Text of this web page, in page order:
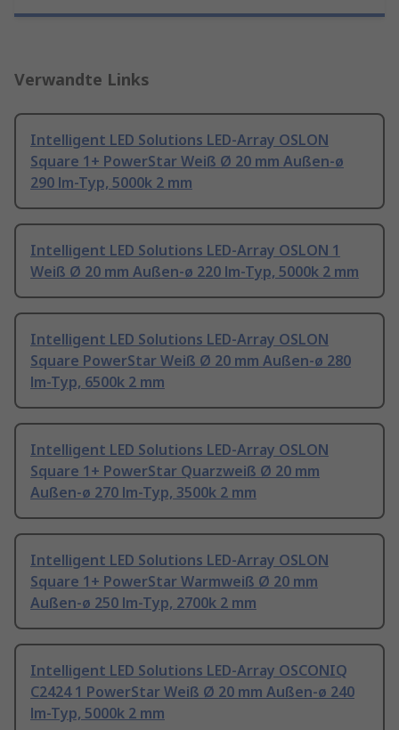
Verwandte Links
Intelligent LED Solutions LED-Array OSLON
Square 1+ PowerStar Weiß Ø 20 mm Außen-ø
290 lm-Typ, 5000k 2 mm
Intelligent LED Solutions LED-Array OSLON 1
Weiß Ø 20 mm Außen-ø 220 lm-Typ, 5000k 2 mm
Intelligent LED Solutions LED-Array OSLON
Square PowerStar Weiß Ø 20 mm Außen-ø 280
lm-Typ, 6500k 2 mm
Intelligent LED Solutions LED-Array OSLON
Square 1+ PowerStar Quarzweiß Ø 20 mm
Außen-ø 270 lm-Typ, 3500k 2 mm
Intelligent LED Solutions LED-Array OSLON
Square 1+ PowerStar Warmweiß Ø 20 mm
Außen-ø 250 lm-Typ, 2700k 2 mm
Intelligent LED Solutions LED-Array OSCONIQ
C2424 1 PowerStar Weiß Ø 20 mm Außen-ø 240
lm-Typ, 5000k 2 mm